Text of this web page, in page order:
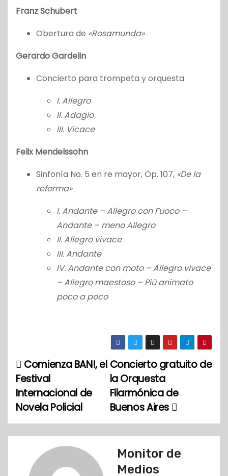
Franz Schubert
Obertura de «Rosamunda»
Gerardo Gardelin
Concierto para trompeta y orquesta
I. Allegro
II. Adagio
III. Vicace
Felix Mendelssohn
Sinfonía No. 5 en re mayor, Op. 107, «De la
reforma»
I. Andante – Allegro con Fuoco –
Andante – meno Allegro
II. Allegro vivace
III. Andante
IV. Andante con moto – Allegro vivace
– Allegro maestoso – Piú animato
poco a poco
N
a
v
e
Concierto gratuito de
la Orquesta
Filarmónica de
Buenos Aires
Comienza BAN!, el
Festival
Internacional de
Novela Policial
Monitor de
Medios